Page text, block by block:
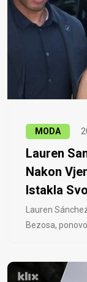
MODA
Lauren
Nakon
Istakla
Lauren
Bezosa,